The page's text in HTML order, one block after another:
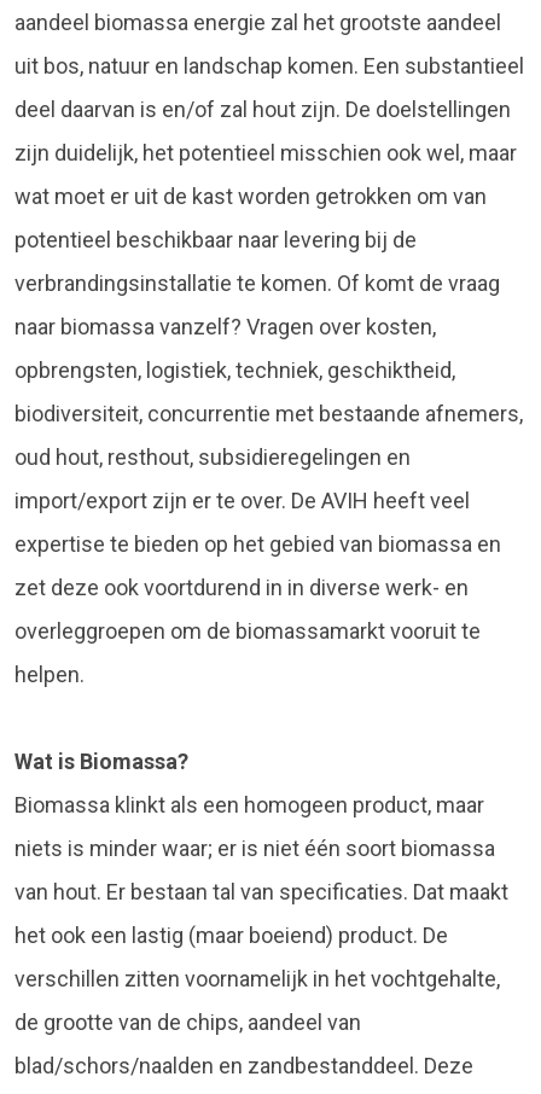
aandeel biomassa energie zal het grootste aandeel
uit bos, natuur en landschap komen. Een substantieel
deel daarvan is en/of zal hout zijn. De doelstellingen
zijn duidelijk, het potentieel misschien ook wel, maar
wat moet er uit de kast worden getrokken om van
potentieel beschikbaar naar levering bij de
verbrandingsinstallatie te komen. Of komt de vraag
naar biomassa vanzelf? Vragen over kosten,
opbrengsten, logistiek, techniek, geschiktheid,
biodiversiteit, concurrentie met bestaande afnemers,
oud hout, resthout, subsidieregelingen en
import/export zijn er te over. De AVIH heeft veel
expertise te bieden op het gebied van biomassa en
zet deze ook voortdurend in in diverse werk- en
overleggroepen om de biomassamarkt vooruit te
helpen.
Wat is Biomassa?
Biomassa klinkt als een homogeen product, maar
niets is minder waar; er is niet één soort biomassa
van hout. Er bestaan tal van specificaties. Dat maakt
het ook een lastig (maar boeiend) product. De
verschillen zitten voornamelijk in het vochtgehalte,
de grootte van de chips, aandeel van
blad/schors/naalden en zandbestanddeel. Deze